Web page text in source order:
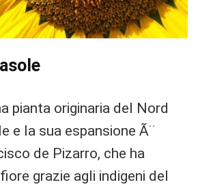
pianta originaria del Nord
e la sua espansione Ã¨
de Pizarro, che ha
grazie agli indigeni del